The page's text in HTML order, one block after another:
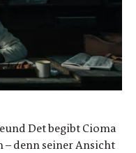
Det begibt Cioma
– denn seiner Ansicht